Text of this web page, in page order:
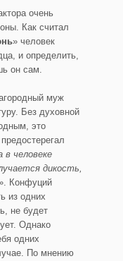
очень
Как считал
» человек
и определить,
он сам.
муж
Без духовной
это
в человеке
дикость,
Конфуций
из одних
не будет
Однако
одних
По мнению